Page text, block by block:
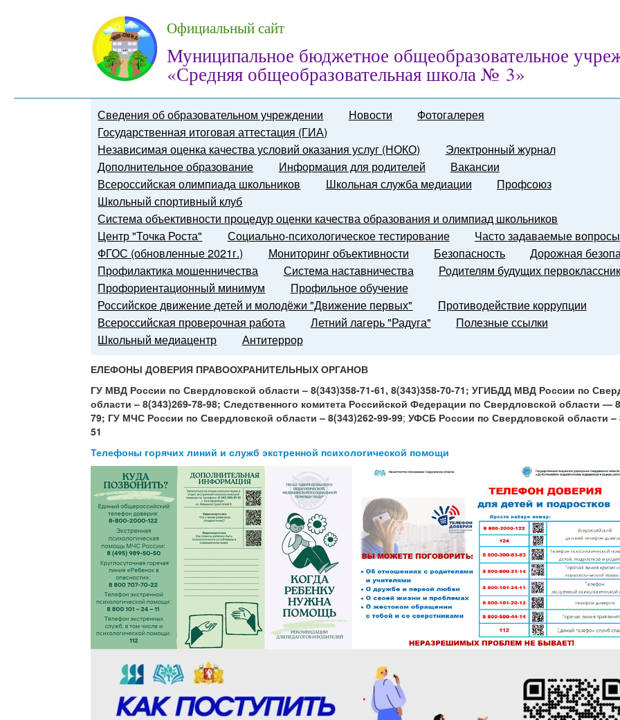
Официальный сайт
Муниципальное бюджетное общеобразовательное
«Средняя общеобразовательная школа № 3»
Сведения об образовательном учреждении Новости
Фотогалерея
Государственная итоговая аттестация (ГИА)
Независимая оценка качества условий оказания услуг (НОКО)
Электронный журнал
Дополнительное образование
Информация для родителей
Вакансии
Всероссийская олимпиада школьников
Школьная служба медиации
Профсоюз
Школьный спортивный клуб
Система объективности процедур оценки качества образования и олимпиад школьников
Центр "Точка Роста"
Социально-психологическое тестирование
Часто задаваемые вопросы
ФГОС (обновленные 2021г.)
Мониторинг объективности Безопасность
Дорожная
Профилактика мошенничества
Система наставничества
Родителям будущих
Профориентационный минимум
Профильное обучение
Российское движение детей и молодёжи "Движение первых"
Противодействие коррупции
Всероссийская проверочная работа
Летний лагерь "Радуга"
Полезные ссылки
Школьный медиацентр
Антитеррор
ЕЛЕФОНЫ ДОВЕРИЯ ПРАВООХРАНИТЕЛЬНЫХ ОРГАНОВ
ГУ МВД России по Свердловской области – 8(343)358-71-61, 8(343)358-70-71;УГИБДД МВД России по
области – 8(343)269-78-98;Следственного комитета Российской Федерации по Свердловской области —
79; ГУ МЧС России по Свердловской области – 8(343)262-99-99;УФСБ России по Свердловской области –
51
Телефоны горячих линий и служб экстренной психологической помощи